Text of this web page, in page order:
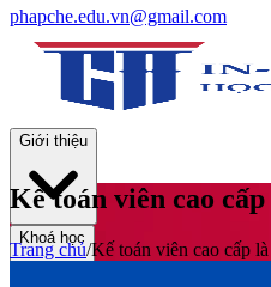
phapche.edu.vn@gmail.com
Giới thiệu
Khoá học
Kế toán viên cao
Trang chủ/Kế toán viên cao cấp